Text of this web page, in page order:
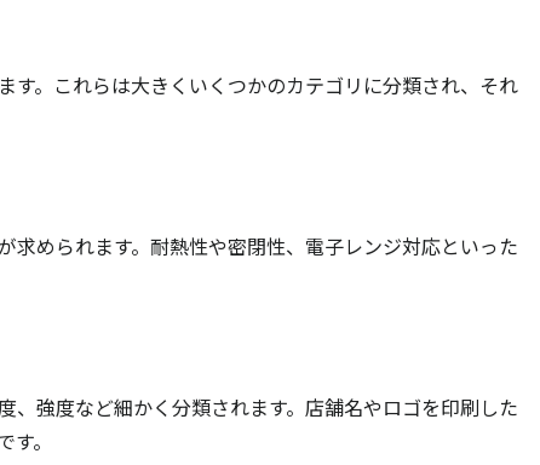
。これらは大きくいくつかのカテゴリに分類され、それ
められます。耐熱性や密閉性、電子レンジ対応といった
強度など細かく分類されます。店舗名やロゴを印刷した
。